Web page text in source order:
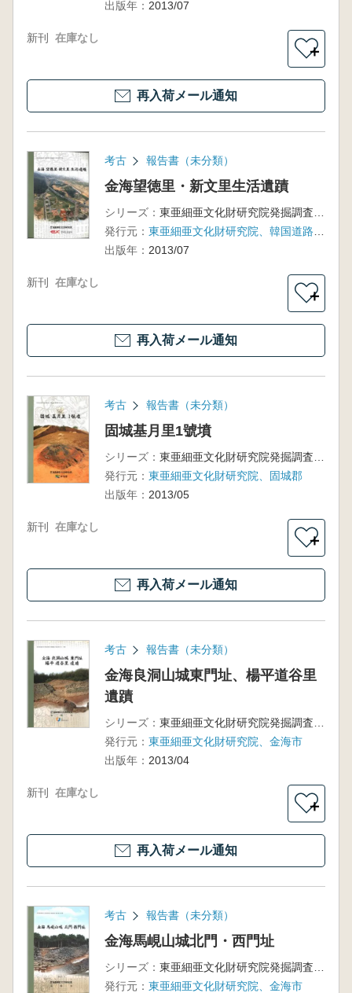
出版年： 2013/07
新刊 在庫なし
＋
再入荷メール通知
考古 報告書（未分類）
金海望徳里・新文里生活遺蹟
シリーズ：
発行元：
出版年： 2013/07
新刊 在庫なし
＋
再入荷メール通知
考古 報告書（未分類）
固城基月里1號墳
シリーズ：
発行元： 東亜細亜文化財研究院、固城郡
出版年： 2013/05
新刊 在庫なし
＋
再入荷メール通知
考古 報告書（未分類）
金海良洞山城東門址、楊平道谷里
遺蹟
シリーズ：
発行元： 東亜細亜文化財研究院、金海市
出版年： 2013/04
新刊 在庫なし
＋
再入荷メール通知
考古 報告書（未分類）
金海馬峴山城北門・西門址
シリーズ：
発行元： 東亜細亜文化財研究院、金海市